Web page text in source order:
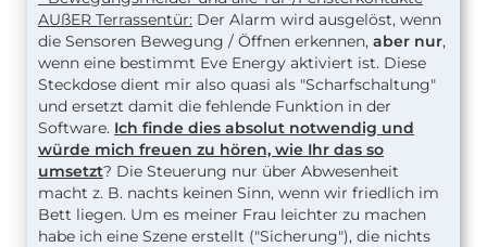
AUßER Terrassentür: Der Alarm wird ausgelöst, wenn
die Sensoren Bewegung / Öffnen erkennen, aber nur,
wenn eine bestimmt Eve Energy aktiviert ist. Diese
Steckdose dient mir also quasi als "Scharfschaltung"
und ersetzt damit die fehlende Funktion in der
Software. Ich finde dies absolut notwendig und
würde mich freuen zu hören, wie Ihr das so
umsetzt? Die Steuerung nur über Abwesenheit
macht z. B. nachts keinen Sinn, wenn wir friedlich im
Bett liegen. Um es meiner Frau leichter zu machen
habe ich eine Szene erstellt ("Sicherung"), die nichts